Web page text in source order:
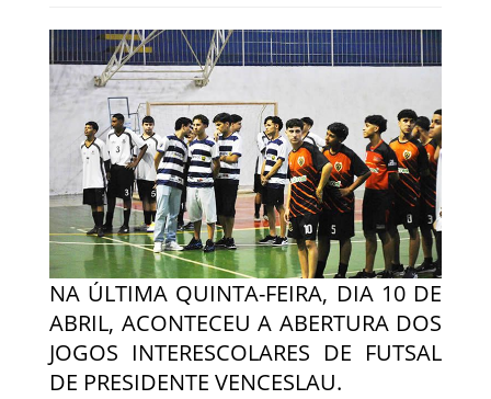
NA ÚLTIMA QUINTA-FEIRA, DIA 10 DE
ABRIL, ACONTECEU A ABERTURA DOS
JOGOS INTERESCOLARES DE FUTSAL
DE PRESIDENTE VENCESLAU.